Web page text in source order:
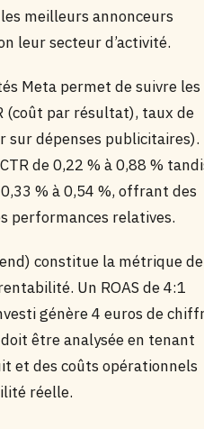
meilleurs annonceurs
leur secteur d’activité.
Meta permet de suivre les
(coût par résultat), taux de
sur dépenses publicitaires).
de 0,22 % à 0,88 %
% à 0,54 %, offrant des
performances relatives.
constitue la métrique de
Un ROAS de 4:1
génère 4 euros de
être analysée en tenant
et des coûts opérationnels
réelle.